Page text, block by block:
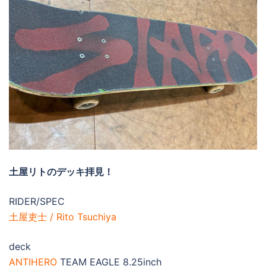
土屋リトのデッキ拝見！
RIDER/SPEC
土屋吏士 / Rito Tsuchiya
deck
ANTIHERO TEAM EAGLE 8.25inch